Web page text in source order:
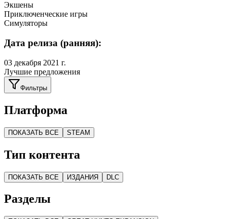
Экшены
Приключенческие игры
Симуляторы
Дата релиза (ранняя):
03 декабря 2021 г.
Лучшие предложения
Фильтры
Платформа
ПОКАЗАТЬ ВСЕ STEAM
Тип контента
ПОКАЗАТЬ ВСЕ ИЗДАНИЯ DLC
Разделы